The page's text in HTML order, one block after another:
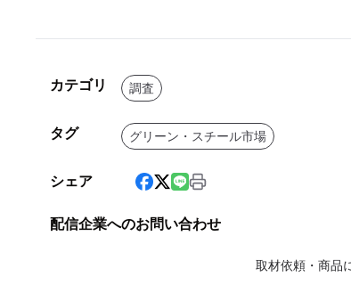
カテゴリ 調査
タグ グリーン・スチール市場
シェア
配信企業へのお問い合わせ
取材依頼・商品